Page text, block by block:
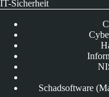
IT-Sicherheit
Schadsoftware